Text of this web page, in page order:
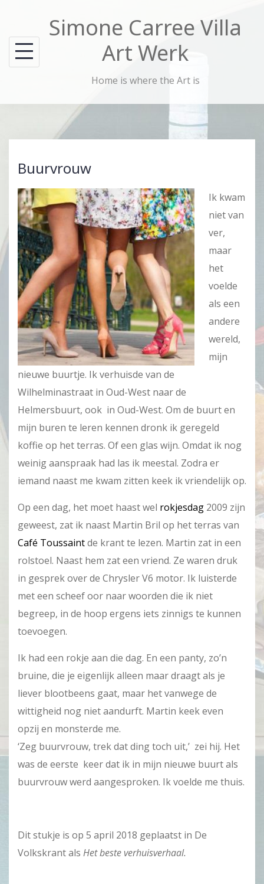
content
Simone Carree Villa
Art Werk
Home is where the Art is
Buurvrouw
Ik kwam
niet van
ver,
maar
het
voelde
als een
andere
wereld,
mijn
nieuwe buurtje. Ik verhuisde van de
Wilhelminastraat in Oud-West naar de
Helmersbuurt, ook in Oud-West. Om de buurt en
mijn buren te leren kennen dronk ik geregeld
koffie op het terras. Of een glas wijn. Omdat ik nog
weinig aanspraak had las ik meestal. Zodra er
iemand naast me kwam zitten keek ik vriendelijk op.
Op een dag, het moet haast wel rokjesdag 2009 zijn
geweest, zat ik naast Martin Bril op het terras van
Café Toussaintde krant te lezen. Martin zat in een
rolstoel. Naast hem zat een vriend. Ze waren druk
in gesprek over de Chrysler V6 motor. Ik luisterde
met een scheef oor naar woorden die ik niet
begreep, in de hoop ergens iets zinnigs te kunnen
toevoegen.
Ik had een rokje aan die dag. En een panty, zo’n
bruine, die je eigenlijk alleen maar draagt als je
liever blootbeens gaat, maar het vanwege de
wittigheid nog niet aandurft. Martin keek even
opzij en monsterde me.
‘Zeg buurvrouw, trek dat ding toch uit,’ zei hij. Het
was de eerste keer dat ik in mijn nieuwe buurt als
buurvrouw werd aangesproken. Ik voelde me thuis.
Dit stukje is op 5 april 2018 geplaatst in De
Volkskrant als Het beste verhuisverhaal.